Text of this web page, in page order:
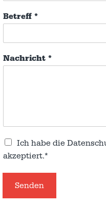
Betreff *
Nachricht *
Ich habe die
akzeptiert.*
Senden